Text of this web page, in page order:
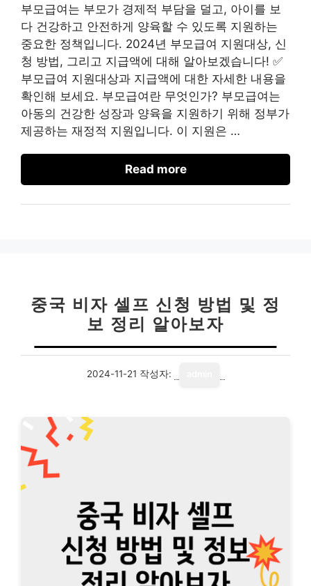
부모급여는 부모가 경제적 부담을 덜고, 아이를 보
다 건강하고 안전하게 양육할 수 있도록 지원하는
중요한 정책입니다. 2024년 부모급여 지원대상, 신
청 방법, 그리고 지급액에 대해 알아보겠습니다! ✅
부모급여 지원대상과 지급액에 대한 자세한 내용을
확인해 보세요. 부모급여란 무엇인가? 부모급여는
아동의 건강한 성장과 양육을 지원하기 위해 정부가
제공하는 재정적 지원입니다. 이 지원은 …
Read more
중국 비자 셀프 신청 방법 및 정
보 정리 알아보자
2024-11-21 작성자: